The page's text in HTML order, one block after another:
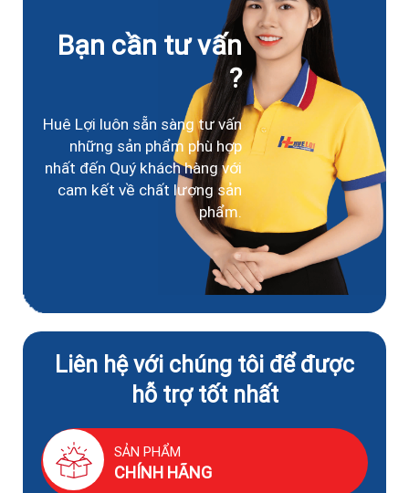
Bạn cần tư vấn
?
Huê Lợi luôn sẵn sàng tư vấn
những sản phẩm phù hợp
nhất đến Quý khách hàng với
cam kết về chất lượng sản
phẩm.
Liên hệ với chúng tôi để được
hỗ trợ tốt nhất
SẢN PHẨM
CHÍNH HÃNG